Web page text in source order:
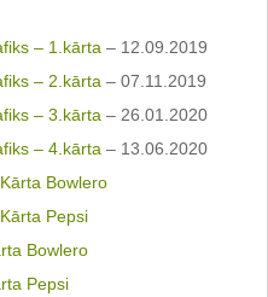
– 1.kārta – 12.09.2019
– 2.kārta – 07.11.2019
– 3.kārta – 26.01.2020
– 4.kārta – 13.06.2020
Bowlero
Pepsi
Bowlero
Pepsi